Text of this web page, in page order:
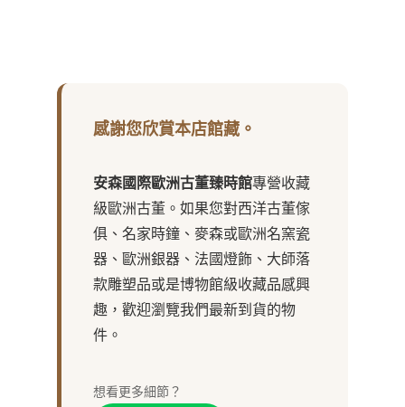
感謝您欣賞本店館藏。
安森國際歐洲古董臻時館專營收藏
級歐洲古董。如果您對西洋古董傢
俱、名家時鐘、麥森或歐洲名窯瓷
器、歐洲銀器、法國燈飾、大師落
款雕塑品或是博物館級收藏品感興
趣，歡迎瀏覽我們最新到貨的物
件。
想看更多細節？